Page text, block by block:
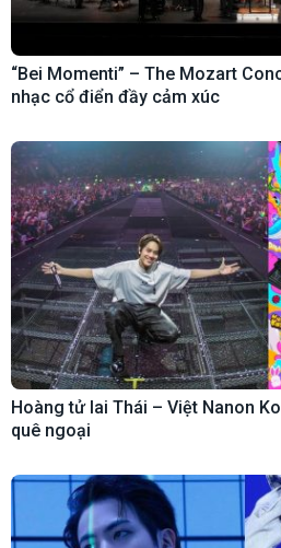
“Bei Momenti” – The Mozart
nhạc cổ điển đầy cảm xúc
Hoàng tử lai Thái – Việt Nanon
quê ngoại